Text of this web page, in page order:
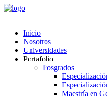
Inicio
Nosotros
Universidades
Portafolio
Posgrados
Maestría en